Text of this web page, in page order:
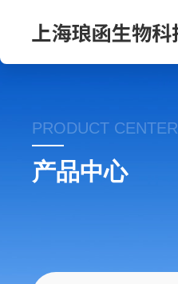
PRODUCT CENTER
产品中心